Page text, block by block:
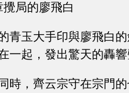
攪局的廖飛白
青玉大手印與廖飛白
一起，發出驚天的轟
時，齊云宗守在宗門